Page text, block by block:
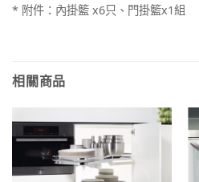
* 附件：內掛籃 x6只、門掛籃x1組
相關商品